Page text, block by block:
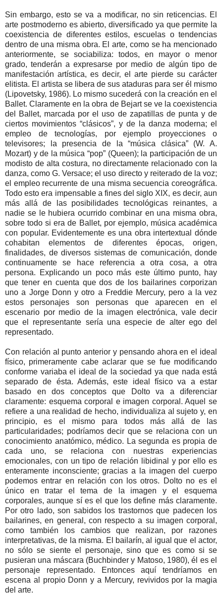
Sin embargo, esto se va a modificar, no sin reticencias. El
arte postmoderno es abierto, diversificado ya que permite la
coexistencia de diferentes estilos, escuelas o tendencias
dentro de una misma obra. El arte, como se ha mencionado
anteriormente, se sociabiliza: todos, en mayor o menor
grado, tenderán a expresarse por medio de algún tipo de
manifestación artística, es decir, el arte pierde su carácter
elitista. El artista se libera de sus ataduras para ser él mismo
(Lipovetsky, 1986). Lo mismo sucederá con la creación en el
Ballet. Claramente en la obra de Bejart se ve la coexistencia
del Ballet, marcada por el uso de zapatillas de punta y de
ciertos movimientos “clásicos”, y de la danza moderna; el
empleo de tecnologías, por ejemplo proyecciones o
televisores; la presencia de la “música clásica” (W. A.
Mozart) y de la música “pop” (Queen); la participación de un
modisto de alta costura, no directamente relacionado con la
danza, como G. Versace; el uso directo y reiterado de la voz;
el empleo recurrente de una misma secuencia coreográfica.
Todo esto era impensable a fines del siglo XIX, es decir, aun
más allá de las posibilidades tecnológicas reinantes, a
nadie se le hubiera ocurrido combinar en una misma obra,
sobre todo si era de Ballet, por ejemplo, música académica
con popular. Evidentemente es una obra intertextual dónde
cohabitan elementos de diferentes épocas, origen,
finalidades, de diversos sistemas de comunicación, donde
continuamente se hace referencia a otra cosa, a otra
persona. Explicando un poco más este último punto, hay
que tener en cuenta que dos de los bailarines corporizan
uno a Jorge Donn y otro a Freddie Mercury, pero a la vez
estos personajes son personas que aparecen en el
escenario por medio de la imagen electrónica, vale decir
que el representante sería una especie de alter ego del
representado.
Con relación al punto anterior y pensando ahora en el ideal
físico, primeramente cabe aclarar que se fue modificando
conforme variaba el ideal de la sociedad ya que nada está
separado de ésta. Además, este ideal físico va a estar
basado en dos conceptos que Dolto va a diferenciar
claramente: esquema corporal e imagen corporal. Aquel se
refiere a una realidad de hecho, individualiza al sujeto y, en
principio, es el mismo para todos más allá de las
particularidades; podríamos decir que se relaciona con un
conocimiento anatómico, médico. La segunda es propia de
cada uno, se relaciona con nuestras experiencias
emocionales, con un tipo de relación libidinal y por ello es
enteramente inconsciente; gracias a la imagen del cuerpo
podemos entrar en relación con los otros. Dolto no es el
único en tratar el tema de la imagen y el esquema
corporales, aunque sí es el que los define más claramente.
Por otro lado, son sabidos los trastornos que padecen los
bailarines, en general, con respecto a su imagen corporal,
como también los cambios que realizan, por razones
interpretativas, de la misma. El bailarín, al igual que el actor,
no sólo se siente el personaje, sino que es como si se
pusieran una máscara (Buchbinder y Matoso, 1980), él es el
personaje representado. Entonces aquí tendríamos en
escena al propio Donn y a Mercury, revividos por la magia
del arte.